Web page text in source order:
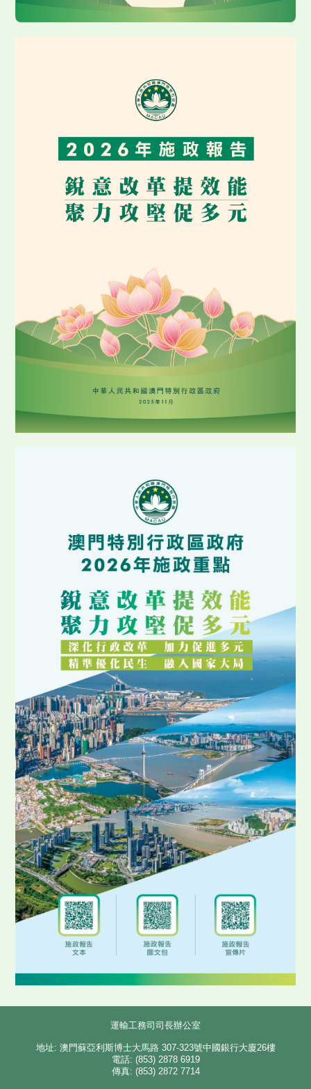
運輸工務司司長辦公室
地址: 澳門蘇亞利斯博士大馬路 307-323號中國銀行大廈26樓
電話: (853) 2878 6919
傳真: (853) 2872 7714